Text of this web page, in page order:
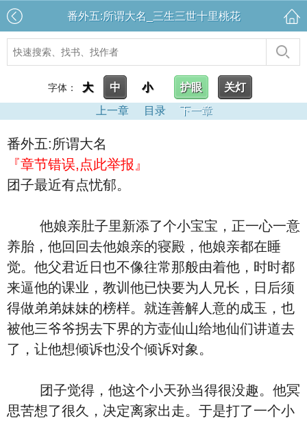
番外五:所谓大名_三生三世十里桃花
字体： 大 中 小 护眼
关灯
上一章
目录 下一章
番外五:所谓大名
『章节错误,点此举报』
团子最近有点忧郁。
他娘亲肚子里新添了个小宝宝，正一心一意
养胎，他回回去他娘亲的寝殿，他娘亲都在睡
觉。他父君近日也不像往常那般由着他，时时都
来逼他的课业，教训他已快要为人兄长，日后须
得做弟弟妹妹的榜样。就连善解人意的成玉，也
被他三爷爷拐去下界的方壶仙山给地仙们讲道去
了，让他想倾诉也没个倾诉对象。
团子觉得，他这个小天孙当得很没趣。他冥
思苦想了很久，决定离家出走。于是打了一个小